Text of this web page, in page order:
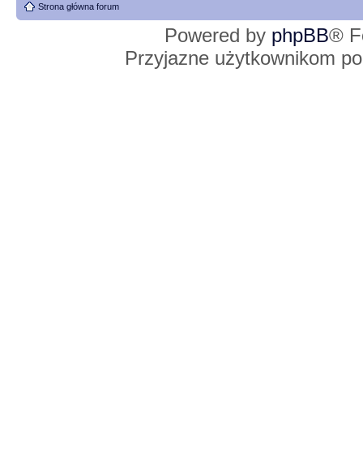
Strona główna forum
Powered by phpBB®
Przyjazne użytkownikom